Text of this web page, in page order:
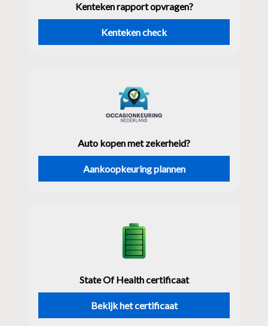
Kenteken rapport opvragen?
Kenteken check
Auto kopen met zekerheid?
Aankoopkeuring plannen
State Of Health certificaat
Bekijk het certificaat